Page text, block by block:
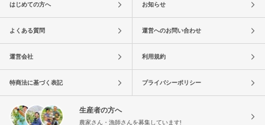
はじめての方へ お知らせ
よくある質問 運営へのお問い合わせ
運営会社 利用規約
特商法に基づく表記 プライバシーポリシー
生産者の方へ
農家さん・漁師さんを募集しています!